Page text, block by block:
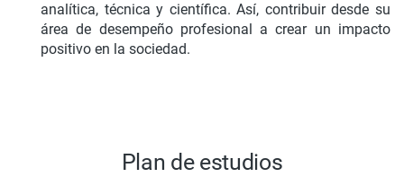
analítica, técnica y científica. Así, contribuir desde su
área de desempeño profesional a crear un impacto
positivo en la sociedad.
Plan de estudios